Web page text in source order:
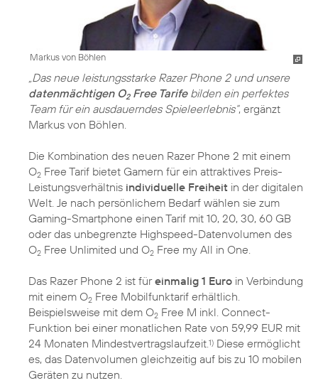
Markus von Böhlen
„Das neue leistungsstarke Razer Phone 2 und unsere
datenmächtigen O2Free Tarifebilden ein perfektes
Team für ein ausdauerndes Spieleerlebnis“, ergänzt
Markus von Böhlen.
Die Kombination des neuen Razer Phone 2 mit einem
O2 Free Tarif bietet Gamern für ein attraktives Preis-
Leistungsverhältnis individuelle Freiheit in der digitalen
Welt. Je nach persönlichem Bedarf wählen sie zum
Gaming-Smartphone einen Tarif mit 10, 20, 30, 60 GB
oder das unbegrenzte Highspeed-Datenvolumen des
O2 Free Unlimited und O2 Free my All in One.
Das Razer Phone 2 ist füreinmalig 1 Euro in Verbindung
mit einem O2 Free Mobilfunktarif erhältlich.
Beispielsweise mit dem O2 Free M inkl. Connect-
Funktion bei einer monatlichen Rate von 59,99 EUR mit
24 Monaten Mindestvertragslaufzeit.1) Diese ermöglicht
es, das Datenvolumen gleichzeitig auf bis zu 10 mobilen
Geräten zu nutzen.